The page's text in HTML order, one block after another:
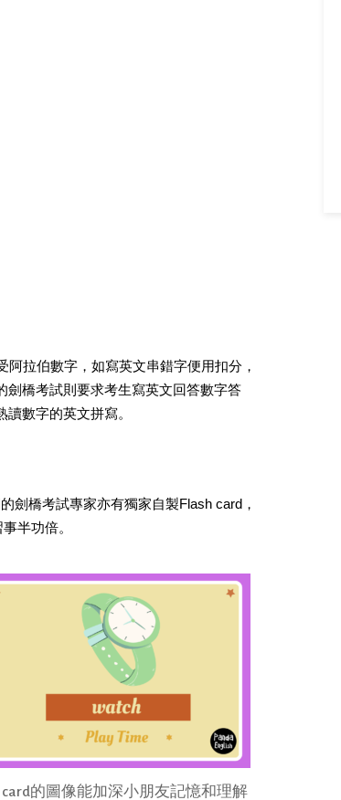
拉伯數字，如寫英文串錯字便用扣分，
劍橋考試則要求考生寫英文回答數字答
數字的英文拼寫。
劍橋考試專家亦有獨家自製Flash card，
半功倍。
card的圖像能加深小朋友記憶和理解